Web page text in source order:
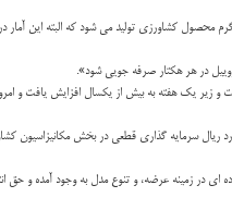
و زیر یک هفته به بیش از یکسال افزایش یافت